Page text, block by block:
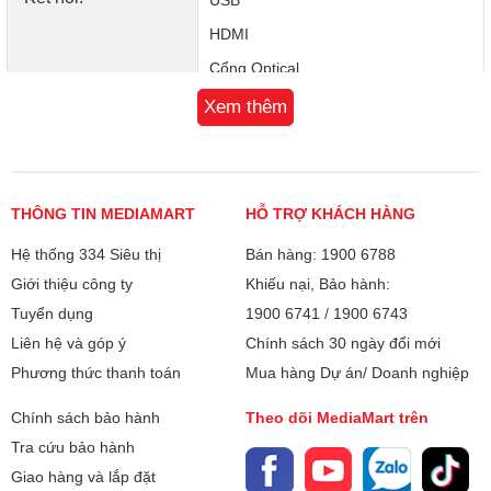
Không lo phá vỡ màn đêm thanh tĩnh
Chế độ ban đêm đảm bảo rằng bạn sẽ không đánh thức
bọn trẻ. Bật chế độ này để tự động cắt âm lượng, nén âm
trầm và nhấn nhẹ vào loa trung tâm để tăng cường hội
HDMI
Cổng Optical
12 tháng
Xem thêm
THÔNG TIN MEDIAMART
Hệ thống 334 Siêu thị
Giới thiệu công ty
Tuyển dụng
Liên hệ và góp ý
Phương thức thanh toán
HỖ TRỢ KHÁCH HÀNG
Bán hàng: 1900 6788
Khiếu nại, Bảo hành:
1900 6741 / 1900 6743
Chính sách 30 ngày đổi mới
Mua hàng Dự án/ Doanh nghiệp
Chính sách bảo hành
Tra cứu bảo hành
Giao hàng và lắp đặt
Theo dõi MediaMart trên